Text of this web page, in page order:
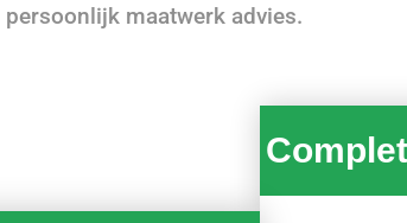
maatwerk advies.